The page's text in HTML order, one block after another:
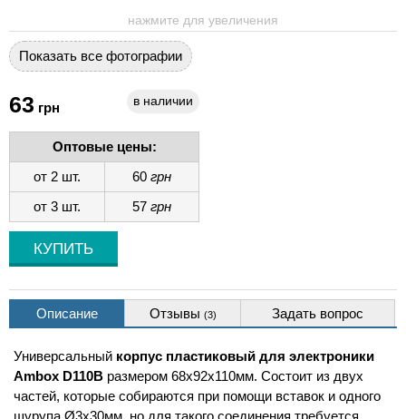
нажмите для увеличения
Показать все фотографии
63 грн в наличии
Оптовые цены:
от 2 шт.
60 грн
от 3 шт.
57 грн
Описание Отзывы (3) Задать вопрос
Универсальный корпус пластиковый для электроники
Ambox D110B размером 68x92x110мм. Состоит из двух
частей, которые собираются при помощи вставок и одного
шурупа Ø3х30мм, но для такого соединения требуется